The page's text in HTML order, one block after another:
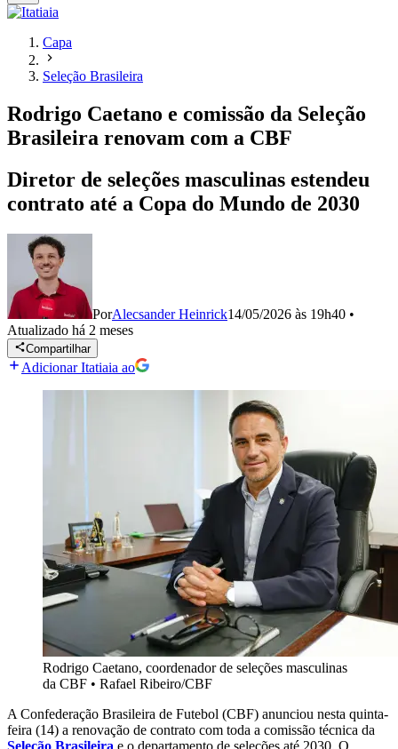
Capa
Seleção Brasileira
Rodrigo Caetano e comissão da Seleção
Brasileira renovam com a CBF
Diretor de seleções masculinas estendeu
contrato até a Copa do Mundo de 2030
PorAlecsander Heinrick14/05/2026 às 19h40 •
Atualizado há 2 meses
Compartilhar
Adicionar Itatiaia ao
Rodrigo Caetano, coordenador de seleções masculinas
da CBF • Rafael Ribeiro/CBF
A Confederação Brasileira de Futebol (CBF) anunciou nesta quinta-
feira (14) a renovação de contrato com toda a comissão técnica da